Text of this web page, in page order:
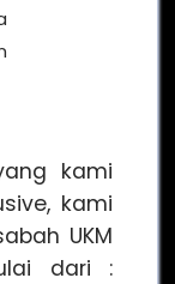
kami
kami
UKM
dari :